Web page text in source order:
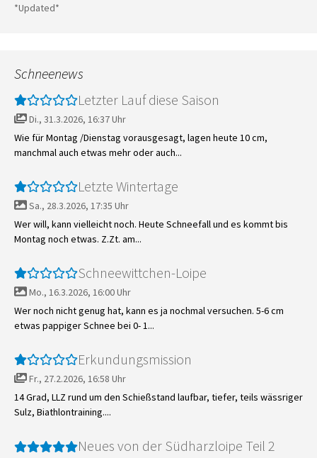
*Updated*
Schneenews
Letzter Lauf diese Saison
Di., 31.3.2026, 16:37 Uhr
Wie für Montag /Dienstag vorausgesagt, lagen heute 10 cm,
manchmal auch etwas mehr oder auch...
Letzte Wintertage
Sa., 28.3.2026, 17:35 Uhr
Wer will, kann vielleicht noch. Heute Schneefall und es kommt bis
Montag noch etwas. Z.Zt. am...
Schneewittchen-Loipe
Mo., 16.3.2026, 16:00 Uhr
Wer noch nicht genug hat, kann es ja nochmal versuchen. 5-6 cm
etwas pappiger Schnee bei 0- 1...
Erkundungsmission
Fr., 27.2.2026, 16:58 Uhr
14 Grad, LLZ rund um den Schießstand laufbar, tiefer, teils wässriger
Sulz, Biathlontraining....
Neues von der Südharzloipe Teil 2